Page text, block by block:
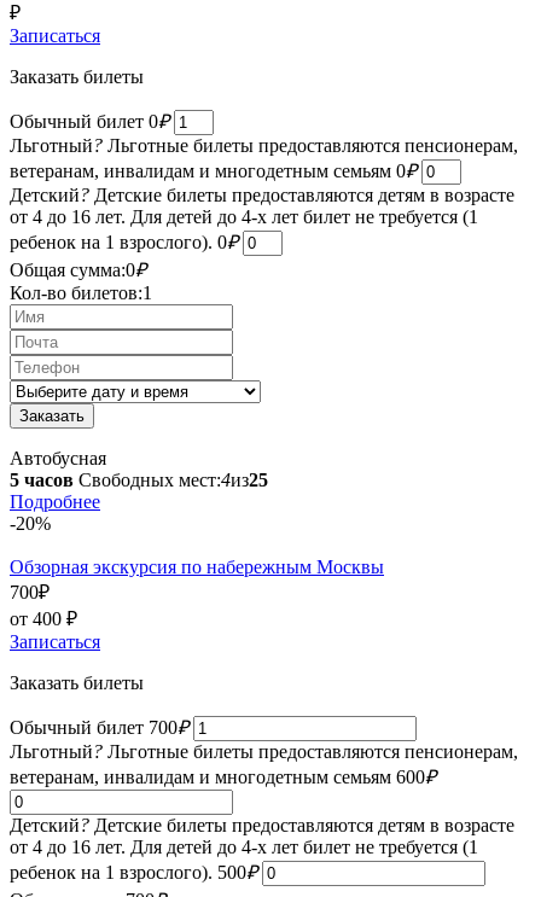
₽
Записаться
Заказать билеты
Обычный билет 0₽
Льготный? Льготные билеты предоставляются пенсионерам,
ветеранам, инвалидам и многодетным семьям 0₽
Детский? Детские билеты предоставляются детям в возрасте
от 4 до 16 лет. Для детей до 4-х лет билет не требуется (1
ребенок на 1 взрослого). 0₽
Общая сумма:0₽
Кол-во билетов:1
Автобусная
5 часов Свободных мест:4из25
Подробнее
-20%
Обзорная экскурсия по набережным Москвы
700₽
от 400 ₽
Записаться
Заказать билеты
Обычный билет 700₽
Льготный? Льготные билеты предоставляются пенсионерам,
ветеранам, инвалидам и многодетным семьям 600₽
Детский? Детские билеты предоставляются детям в возрасте
от 4 до 16 лет. Для детей до 4-х лет билет не требуется (1
ребенок на 1 взрослого). 500₽